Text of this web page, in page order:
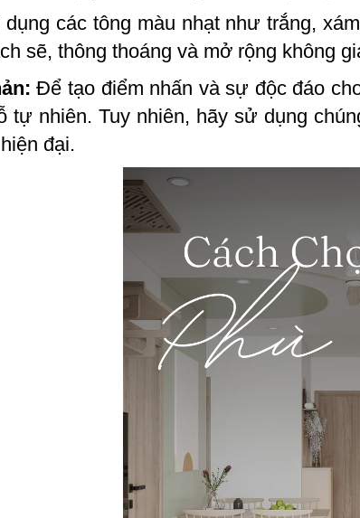
các tông màu nhạt như trắng,
sẽ, thông thoáng và mở rộng không
Để tạo điểm nhấn và sự độc đáo
tự nhiên. Tuy nhiên, hãy sử dụng
đại.